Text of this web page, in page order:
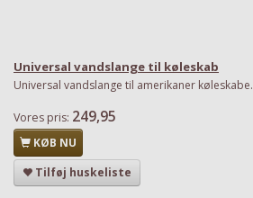
Universal vandslange til køleskab
Universal vandslange til amerikaner køleskabe.
Vores pris: 249,95
KØB NU
Tilføj huskeliste